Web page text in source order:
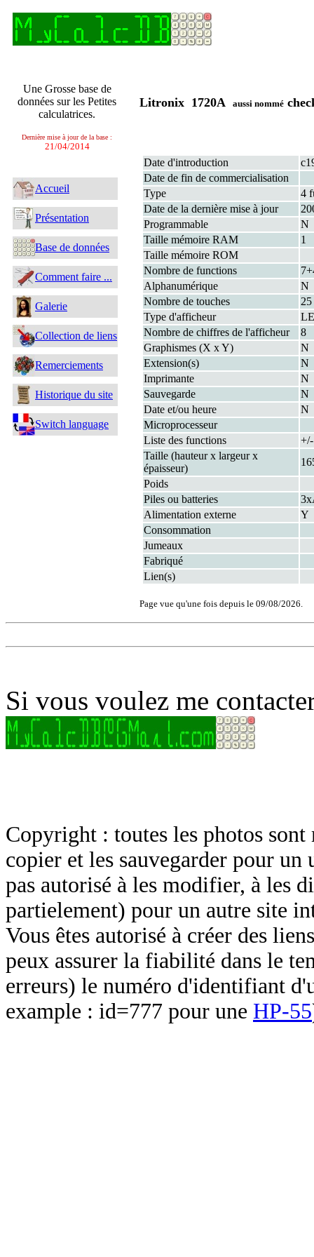
Une Grosse base de
données sur les Petites
calculatrices.
Dernière mise à jour de la base :
21/04/2014
Accueil
Présentation
Base de données
Comment faire ...
Galerie
Collection de liens
Remerciements
Historique du site
Switch language
Litronix 1720A aussi nommé
Date d'introduction
Date de fin de commercialisation
Type
4
Date de la dernière mise à jour
Programmable
N
Taille mémoire RAM
1
Taille mémoire ROM
Nombre de functions
Alphanumérique
N
Nombre de touches
25
Type d'afficheur
Nombre de chiffres de l'afficheur
8
Graphismes (X x Y)
N
Extension(s)
N
Imprimante
N
Sauvegarde
N
Date et/ou heure
N
Microprocesseur
Liste des functions
Taille (hauteur x largeur x
épaisseur)
Poids
Piles ou batteries
Alimentation externe
Y
Consommation
Jumeaux
Fabriqué
Lien(s)
Page vue qu'une fois depuis le 09/08/2026.
Si vous voulez me
Copyright : toutes les photos sont
copier et les sauvegarder pour un
pas autorisé à les modifier, à les
partielement) pour un autre site
Vous êtes autorisé à créer des
peux assurer la fiabilité dans le
erreurs) le numéro d'identifiant
example : id=777 pour une HP-55